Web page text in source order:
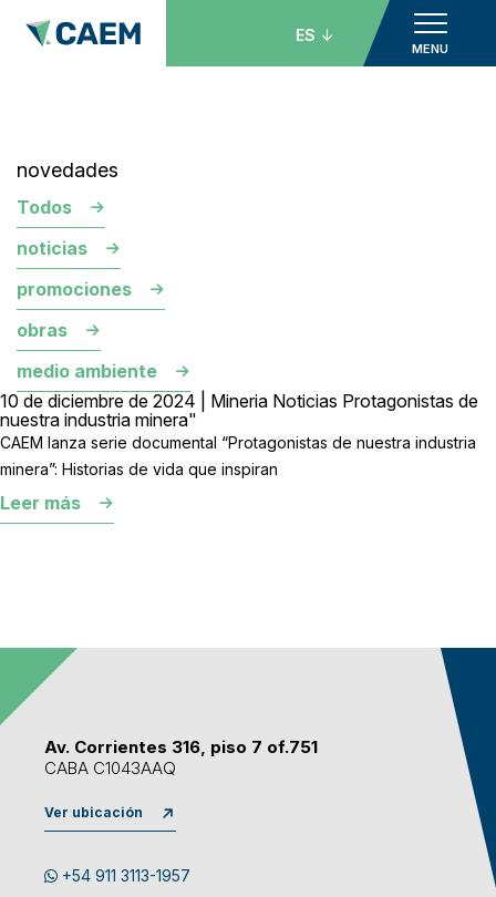
MENU
ES
novedades
Todos
noticias
promociones
obras
medio ambiente
10 de diciembre de 2024 | Mineria Noticias Protagonistas de
nuestra industria minera"
CAEM lanza serie documental “Protagonistas de nuestra industria
minera”: Historias de vida que inspiran
Leer más
Av. Corrientes 316, piso 7 of.751
CABA C1043AAQ
Ver ubicación
+54 911 3113-1957